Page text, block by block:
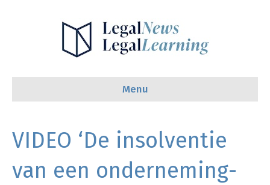
Menu
VIDEO ‘De insolventie
van een onderneming-